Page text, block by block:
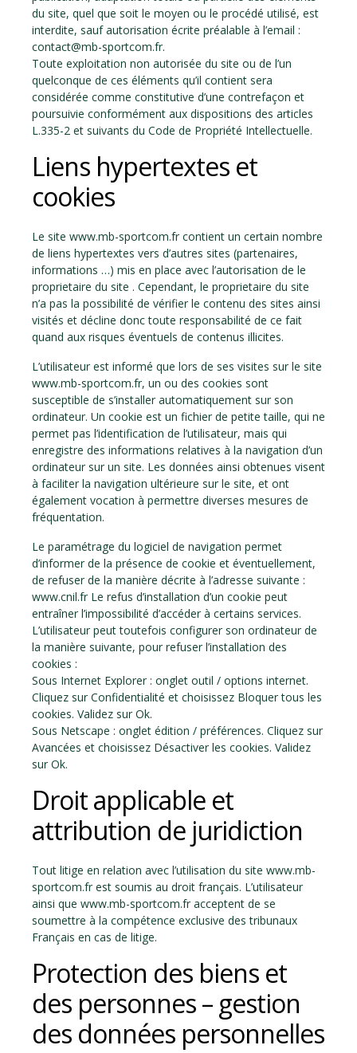
du site, quel que soit le moyen ou le procédé utilisé, est
interdite, sauf autorisation écrite préalable à l’email :
contact@mb-sportcom.fr.
Toute exploitation non autorisée du site ou de l’un
quelconque de ces éléments qu’il contient sera
considérée comme constitutive d’une contrefaçon et
poursuivie conformément aux dispositions des articles
L.335-2 et suivants du Code de Propriété Intellectuelle.
Liens hypertextes et
cookies
Le site www.mb-sportcom.fr contient un certain nombre
de liens hypertextes vers d’autres sites (partenaires,
informations …) mis en place avec l’autorisation de le
proprietaire du site . Cependant, le proprietaire du site
n’a pas la possibilité de vérifier le contenu des sites ainsi
visités et décline donc toute responsabilité de ce fait
quand aux risques éventuels de contenus illicites.
L’utilisateur est informé que lors de ses visites sur le site
www.mb-sportcom.fr, un ou des cookies sont
susceptible de s’installer automatiquement sur son
ordinateur. Un cookie est un fichier de petite taille, qui ne
permet pas l’identification de l’utilisateur, mais qui
enregistre des informations relatives à la navigation d’un
ordinateur sur un site. Les données ainsi obtenues visent
à faciliter la navigation ultérieure sur le site, et ont
également vocation à permettre diverses mesures de
fréquentation.
Le paramétrage du logiciel de navigation permet
d’informer de la présence de cookie et éventuellement,
de refuser de la manière décrite à l’adresse suivante :
www.cnil.fr Le refus d’installation d’un cookie peut
entraîner l’impossibilité d’accéder à certains services.
L’utilisateur peut toutefois configurer son ordinateur de
la manière suivante, pour refuser l’installation des
cookies :
Sous Internet Explorer : onglet outil / options internet.
Cliquez sur Confidentialité et choisissez Bloquer tous les
cookies. Validez sur Ok.
Sous Netscape : onglet édition / préférences. Cliquez sur
Avancées et choisissez Désactiver les cookies. Validez
sur Ok.
Droit applicable et
attribution de juridiction
Tout litige en relation avec l’utilisation du site www.mb-
sportcom.fr est soumis au droit français. L’utilisateur
ainsi que www.mb-sportcom.fr acceptent de se
soumettre à la compétence exclusive des tribunaux
Français en cas de litige.
Protection des biens et
des personnes – gestion
des données personnelles